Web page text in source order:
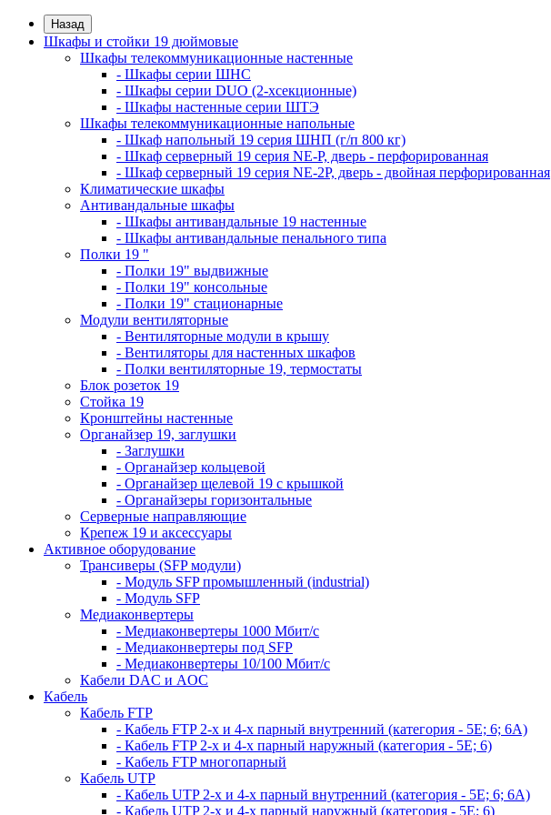
Назад
Шкафы и стойки 19 дюймовые
Шкафы телекоммуникационные настенные
- Шкафы серии ШНС
- Шкафы серии DUO (2-хсекционные)
- Шкафы настенные серии ШТЭ
Шкафы телекоммуникационные напольные
- Шкаф напольный 19 серия ШНП (г/п 800 кг)
- Шкаф серверный 19 серия NE-P, дверь - перфорированная
- Шкаф серверный 19 серия NE-2P, дверь - двойная перфорированная
Климатические шкафы
Антивандальные шкафы
- Шкафы антивандальные 19 настенные
- Шкафы антивандальные пенального типа
Полки 19 "
- Полки 19" выдвижные
- Полки 19" консольные
- Полки 19" стационарные
Модули вентиляторные
- Вентиляторные модули в крышу
- Вентиляторы для настенных шкафов
- Полки вентиляторные 19, термостаты
Блок розеток 19
Стойка 19
Кронштейны настенные
Органайзер 19, заглушки
- Заглушки
- Органайзер кольцевой
- Органайзер щелевой 19 с крышкой
- Органайзеры горизонтальные
Серверные направляющие
Крепеж 19 и аксессуары
Активное оборудование
Трансиверы (SFP модули)
- Модуль SFP промышленный (industrial)
- Модуль SFP
Медиаконвертеры
- Медиаконвертеры 1000 Мбит/с
- Медиаконвертеры под SFP
- Медиаконвертеры 10/100 Мбит/с
Кабели DAC и AOC
Кабель
Кабель FTP
- Кабель FTP 2-х и 4-х парный внутренний (категория - 5Е; 6; 6А)
- Кабель FTP 2-х и 4-х парный наружный (категория - 5Е; 6)
- Кабель FTP многопарный
Кабель UTP
- Кабель UTP 2-х и 4-х парный внутренний (категория - 5Е; 6; 6А)
- Кабель UTP 2-х и 4-х парный наружный (категория - 5Е; 6)